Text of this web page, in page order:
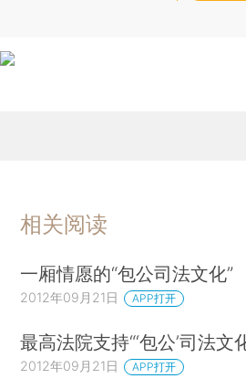
相关阅读
一厢情愿的“包公司法文化”
2012年09月21日 APP打开
最高法院支持“‘包公’司法文
2012年09月21日 APP打开